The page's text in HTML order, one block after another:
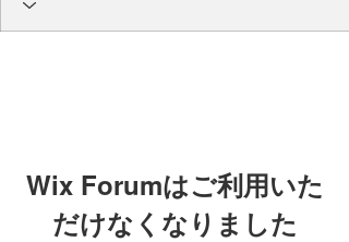
Wix Forumはご利用いた
だけなくなりました